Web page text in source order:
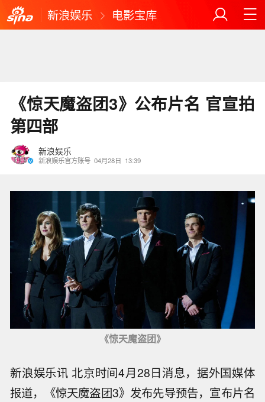
新浪娱乐 电影宝库
《惊天魔盗团3》公布片名 官宣拍
第四部
新浪娱乐
新浪娱乐官方账号 04月28日 13:39
《惊天魔盗团》
新浪娱乐讯 北京时间4月28日消息，据外国媒体
报道，《惊天魔盗团3》发布先导预告，宣布片名